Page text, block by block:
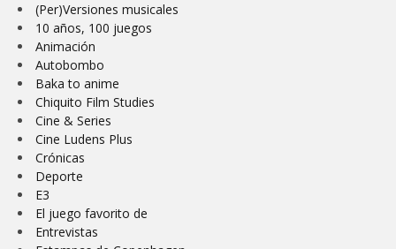
(Per)Versiones musicales
10 años, 100 juegos
Animación
Autobombo
Baka to anime
Chiquito Film Studies
Cine & Series
Cine Ludens Plus
Crónicas
Deporte
E3
El juego favorito de
Entrevistas